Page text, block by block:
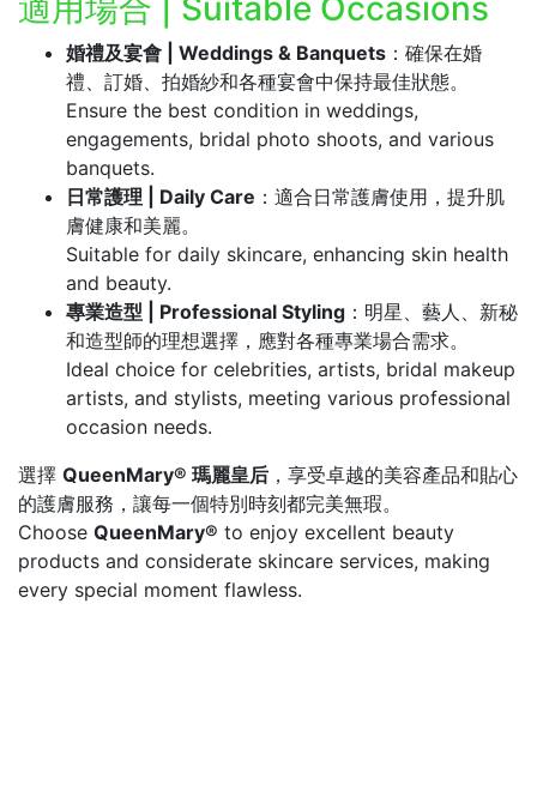
適用場合 | Suitable Occasions
婚禮及宴會 | Weddings & Banquets ：確保在婚
禮、訂婚、拍婚紗和各種宴會中保持最佳狀態。
Ensure the best condition in weddings,
engagements, bridal photo shoots, and various
banquets.
日常護理 | Daily Care ：適合日常護膚使用，提升肌
膚健康和美麗。
Suitable for daily skincare, enhancing skin health
and beauty.
專業造型 | Professional Styling ：明星、藝人、新秘
和造型師的理想選擇，應對各種專業場合需求。
Ideal choice for celebrities, artists, bridal makeup
artists, and stylists, meeting various professional
occasion needs.
選擇 QueenMary® 瑪麗皇后 ，享受卓越的美容產品和貼心
的護膚服務，讓每一個特別時刻都完美無瑕。
Choose QueenMary® to enjoy excellent beauty
products and considerate skincare services, making
every special moment flawless.